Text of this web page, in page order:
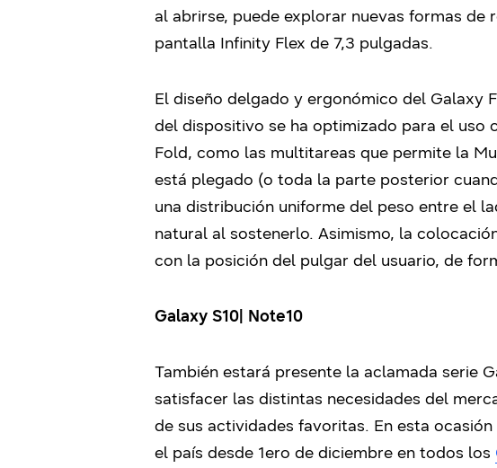
al abrirse, puede explorar nuevas formas
pantalla Infinity Flex de 7,3 pulgadas.
El diseño delgado y ergonómico del Galaxy
del dispositivo se ha optimizado para el uso
Fold, como las multitareas que permite la
está plegado (o toda la parte posterior
una distribución uniforme del peso entre el
natural al sostenerlo. Asimismo, la
con la posición del pulgar del usuario, de
Galaxy S10| Note10
También estará presente la aclamada serie
satisfacer las distintas necesidades del
de sus actividades favoritas. En esta
el país desde 1ero de diciembre en todos los